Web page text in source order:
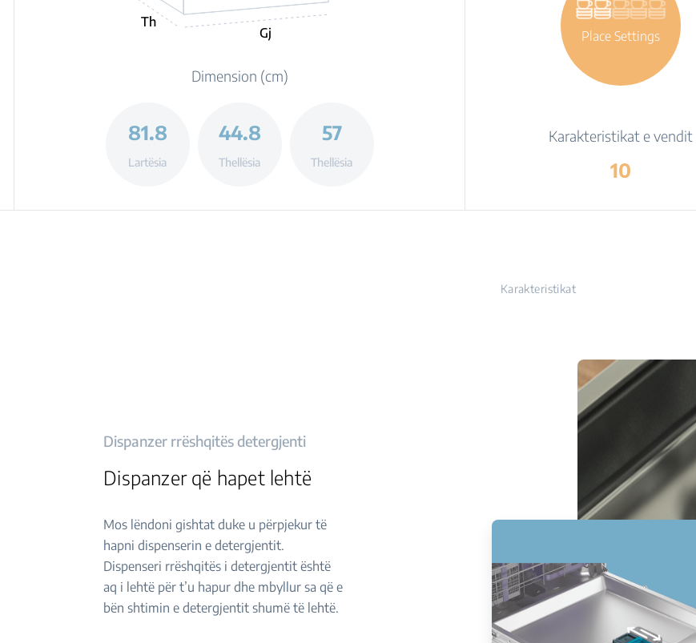
Th
Gj
Dimension (cm)
81.8
Lartësia
44.8
Thellësia
57
Thellësia
Place Settings
Karakteristikat e vendit
10
Karakteristikat
Dispanzer rrëshqitës detergjenti
Dispanzer që hapet lehtë
Mos lëndoni gishtat duke u përpjekur të
hapni dispenserin e detergjentit.
Dispenseri rrëshqitës i detergjentit është
aq i lehtë për t’u hapur dhe mbyllur sa që e
bën shtimin e detergjentit shumë të lehtë.